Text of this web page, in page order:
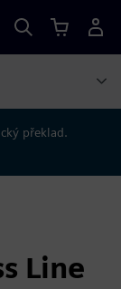
překlad.
Line